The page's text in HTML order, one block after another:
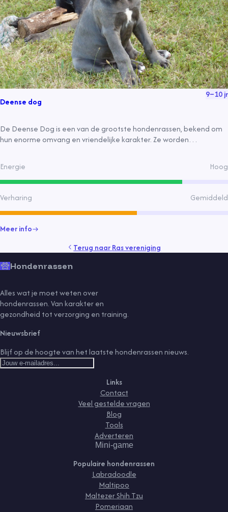
Deense dog
9–10jr
De Deense Dog is een van de grootste hondenrassen, bekend om
hun enorme omvang en vriendelijke karakter. Ze worden
Energie Hoog
Verharing Gemiddeld
Meer info
Terug naarRas vereniging
Hondenrassen
Alles wat je moet weten over
hondenrassen. Van karakter en
gezondheid tot verzorging en training.
Nieuwsbrief
Blijf op de hoogte van het laatste hondenrassen nieuws.
Links
Contact
Veel gestelde vragen
Blog
Tools
Adverteren
Mini-game
Populaire hondenrassen
Labradoodle
Maltipoo
Maltezer Shih Tzu
Pomeriaan